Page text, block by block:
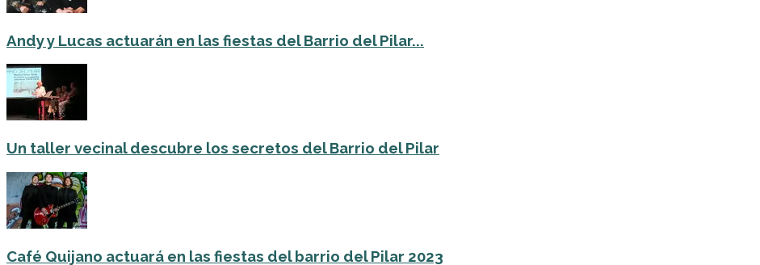
Andy y Lucas actuarán en las fiestas del Barrio del Pilar...
Un taller vecinal descubre los secretos del Barrio del Pilar
Café Quijano actuará en las fiestas del barrio del Pilar 2023